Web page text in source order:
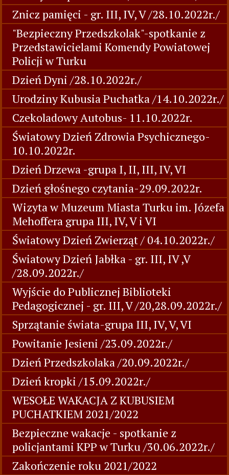
Znicz pamięci - gr. III, IV, V /28.10.2022r./
"Bezpieczny Przedszkolak"-spotkanie z
Przedstawicielami Komendy Powiatowej
Policji w Turku
Dzień Dyni /28.10.2022r./
Urodziny Kubusia Puchatka /14.10.2022r./
Czekoladowy Autobus- 11.10.2022r.
Światowy Dzień Zdrowia Psychicznego-
10.10.2022r.
Dzień Drzewa -grupa I, II, III, IV, VI
Dzień głośnego czytania-29.09.2022r.
Wizyta w Muzeum Miasta Turku im. Józefa
Mehoffera grupa III, IV, V i VI
Światowy Dzień Zwierząt / 04.10.2022r./
Światowy Dzień Jabłka - gr. III, IV ,V
/28.09.2022r./
Wyjście do Publicznej Biblioteki
Pedagogicznej - gr. III, V /20,28.09.2022r./
Sprzątanie świata-grupa III, IV, V, VI
Powitanie Jesieni /23.09.2022r./
Dzień Przedszkolaka /20.09.2022r./
Dzień kropki /15.09.2022r./
WESOŁE WAKACJA Z KUBUSIEM
PUCHATKIEM 2021/2022
Bezpieczne wakacje - spotkanie z
policjantami KPP w Turku /30.06.2022r./
Zakończenie roku 2021/2022